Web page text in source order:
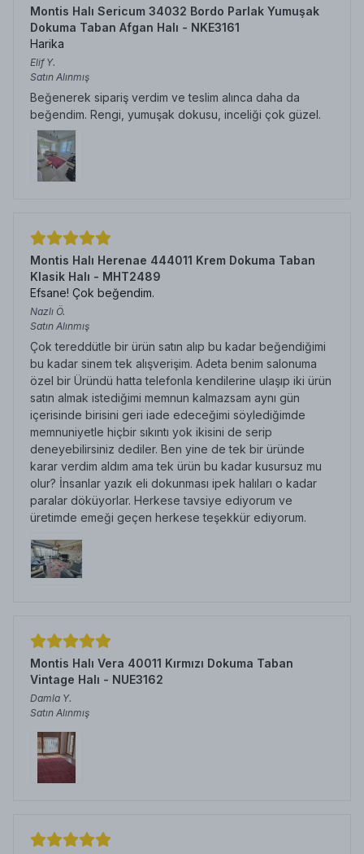
Montis Halı Sericum 34032 Bordo Parlak Yumuşak
Dokuma Taban Afgan Halı - NKE3161
Harika
Elif Y.
Satın Alınmış
Beğenerek sipariş verdim ve teslim alınca daha da
beğendim. Rengi, yumuşak dokusu, inceliği çok güzel.
Montis Halı Herenae 444011 Krem Dokuma Taban
Klasik Halı - MHT2489
Efsane! Çok beğendim.
Nazlı Ö.
Satın Alınmış
Çok tereddütle bir ürün satın alıp bu kadar beğendiğimi
bu kadar sinem tek alışverişim. Adeta benim salonuma
özel bir Üründü hatta telefonla kendilerine ulaşıp iki ürün
satın almak istediğimi memnun kalmazsam aynı gün
içerisinde birisini geri iade edeceğimi söylediğimde
memnuniyetle hiçbir sıkıntı yok ikisini de serip
deneyebilirsiniz dediler. Ben yine de tek bir üründe
karar verdim aldım ama tek ürün bu kadar kusursuz mu
olur? İnsanlar yazık eli dokunması ipek halıları o kadar
paralar döküyorlar. Herkese tavsiye ediyorum ve
üretimde emeği geçen herkese teşekkür ediyorum.
Montis Halı Vera 40011 Kırmızı Dokuma Taban
Vintage Halı - NUE3162
Damla Y.
Satın Alınmış